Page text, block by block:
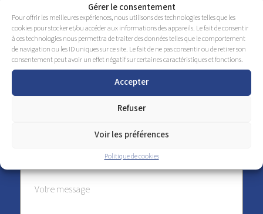
Gérer le consentement
Pour offrir les meilleures expériences, nous utilisons des technologies telles que les
cookies pour stocker et/ou accéder aux informations des appareils. Le fait de consentir
à ces technologies nous permettra de traiter des données telles que le comportement
de navigation ou les ID uniques sur ce site. Le fait de ne pas consentir ou de retirer son
consentement peut avoir un effet négatif sur certaines caractéristiques et fonctions.
Accepter
Refuser
Voir les préférences
Politique de cookies
Téléphone*